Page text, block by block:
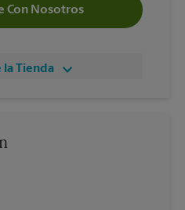
Con Nosotros
la Tienda